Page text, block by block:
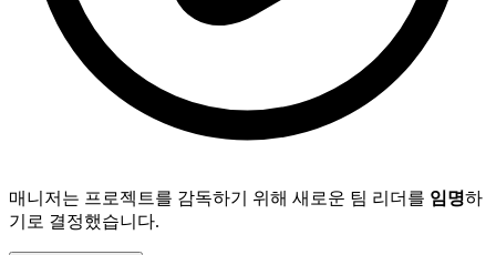
매니저는 프로젝트를 감독하기 위해 새로운 팀 리더를 임명하
기로 결정했습니다.